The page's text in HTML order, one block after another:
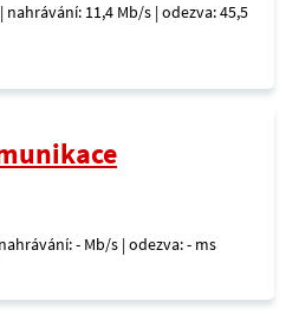
nahrávání: 11,4 Mb/s | odezva: 45,5
- Mb/s | odezva: - ms